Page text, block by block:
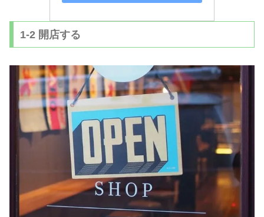
1-2 開店する